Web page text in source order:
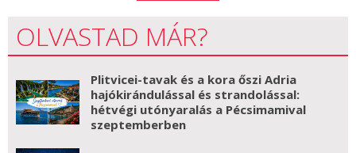
OLVASTAD MÁR?
Plitvicei-tavak és a kora őszi Adria
hajókirándulással és strandolással:
hétvégi utónyaralás a Pécsimamival
szeptemberben